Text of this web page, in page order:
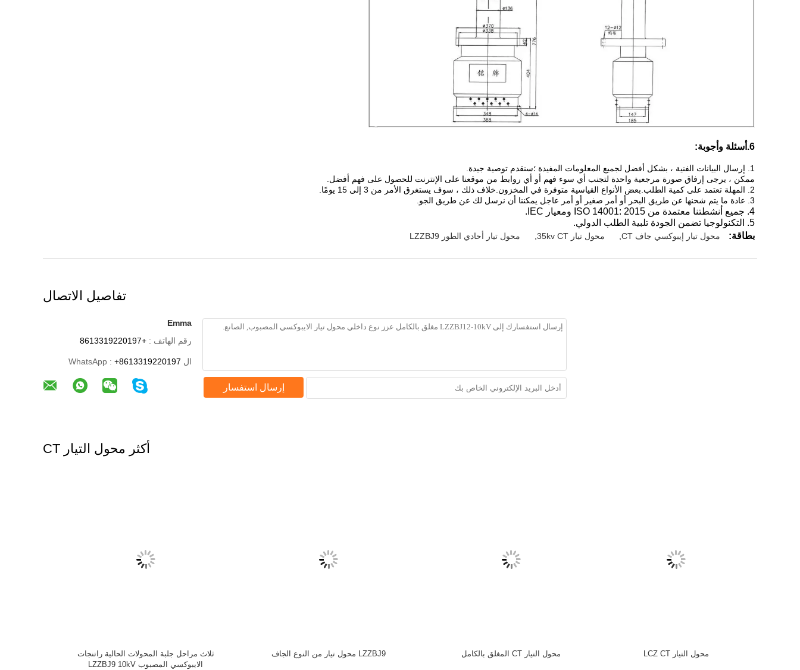
6.أسئلة وأجوبة:
1. إرسال البيانات الفنية ، بشكل أفضل لجميع المعلومات المفيدة ؛سنقدم توصية جيدة.
ممكن ، يرجى إرفاق صورة مرجعية واحدة لتجنب أي سوء فهم أو أي روابط من موقعنا على الإنترنت للحصول على فهم أفضل.
2. المهلة تعتمد على كمية الطلب.بعض الأنواع القياسية متوفرة في المخزون.خلاف ذلك ، سوف يستغرق الأمر من 3 إلى 15 يومًا.
3. عادة ما يتم شحنها عن طريق البحر أو أمر صغير أو أمر عاجل يمكننا أن نرسل لك عن طريق الجو.
4. جميع أنشطتنا معتمدة من ISO 14001: 2015 ومعيار IEC.
5. التكنولوجيا تضمن الجودة تلبية الطلب الدولي.
بطاقة:
محول تيار إيبوكسي جاف CT محول تيار 35kv CT محول تيار أحادي الطور LZZBJ9
تفاصيل الاتصال
Emma
رقم الهاتف : +8613319220197
ال WhatsApp : +8613319220197
إرسال استفسار
أكثر محول التيار CT